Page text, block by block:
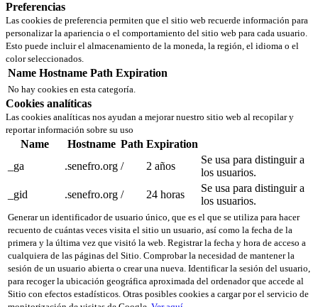
Preferencias
Las cookies de preferencia permiten que el sitio web recuerde información para
personalizar la apariencia o el comportamiento del sitio web para cada usuario.
Esto puede incluir el almacenamiento de la moneda, la región, el idioma o el
color seleccionados.
Name Hostname Path Expiration
No hay cookies en esta categoría.
Cookies analíticas
Las cookies analíticas nos ayudan a mejorar nuestro sitio web al recopilar y
reportar información sobre su uso
Name Hostname Path Expiration
_ga
.senefro.org / 2 años
Se usa para distinguir a
los usuarios.
_gid
.senefro.org / 24 horas
Se usa para distinguir a
los usuarios.
Generar un identificador de usuario único, que es el que se utiliza para hacer
recuento de cuántas veces visita el sitio un usuario, así como la fecha de la
primera y la última vez que visitó la web. Registrar la fecha y hora de acceso a
cualquiera de las páginas del Sitio. Comprobar la necesidad de mantener la
sesión de un usuario abierta o crear una nueva. Identificar la sesión del usuario,
para recoger la ubicación geográfica aproximada del ordenador que accede al
Sitio con efectos estadísticos. Otras posibles cookies a cargar por el servicio de